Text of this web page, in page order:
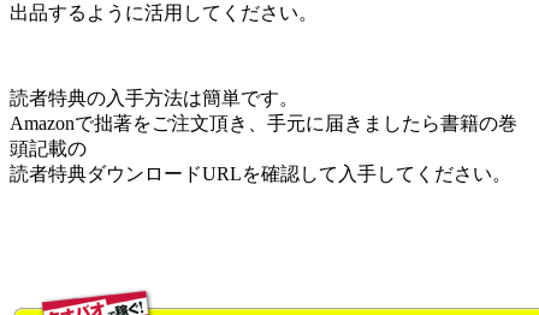
出品するように活用してください。
読者特典の入手方法は簡単です。
Amazonで拙著をご注文頂き、手元に届きましたら書籍の巻
頭記載の
読者特典ダウンロードURLを確認して入手してください。